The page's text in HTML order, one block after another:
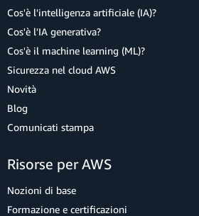
Cos'è l'intelligenza artificiale (IA)?
Cos'è l'IA generativa?
Cos'è il machine learning (ML)?
Sicurezza nel cloud AWS
Novità
Blog
Comunicati stampa
Risorse per AWS
Nozioni di base
Formazione e certificazioni